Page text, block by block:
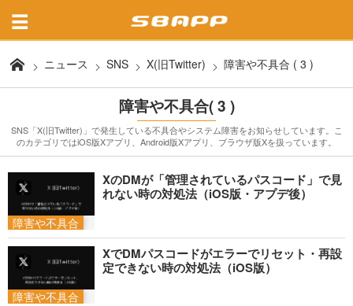
ニュース SNS X(旧Twitter) 障害や不具合 ( 3 )
障害や不具合( 3 )
SNS「X(旧Twitter)」で発生している不具合やシステム障害をお知らせしています。こ
のカテゴリではiOS版Xアプリ、Android版Xアプリ、ブラウザ版Xを扱っています。
障害や不具合
XのDMが「管理されているパスコード」で見
れない時の対処法（iOS版・アプデ後）
障害や不具合
XでDMパスコードがエラーでリセット・再設
定できない時の対処法（iOS版）